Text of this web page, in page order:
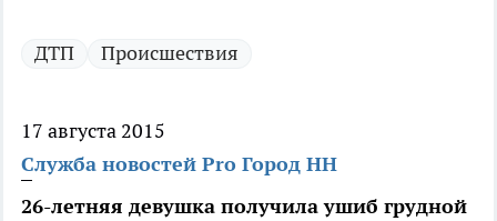
ДТП Происшествия
17 августа 2015
Служба новостей Pro Город НН
26-летняя девушка получила ушиб грудной